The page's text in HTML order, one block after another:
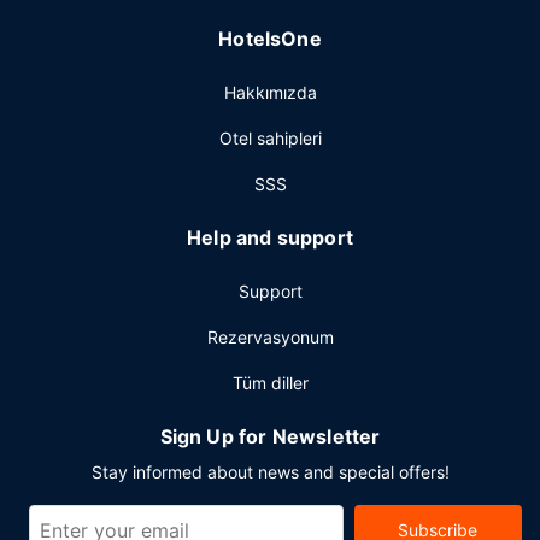
HotelsOne
Hakkımızda
Otel sahipleri
SSS
Help and support
Support
Rezervasyonum
Tüm diller
Sign Up for Newsletter
Stay informed about news and special offers!
Subscribe